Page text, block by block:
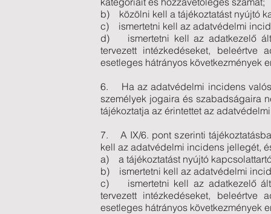
b) közölni kell a tájékoztatást nyújtó
c) ismertetni kell az adatvédelmi
d) ismertetni kell az adatkezelő
tervezett intézkedéseket, beleértve
esetleges hátrányos következmények
6. Ha az adatvédelmi incidens
személyek jogaira és szabadságaira
tájékoztatja az érintettet az
7. A IX/6. pont szerinti
kell az adatvédelmi incidens jellegét,
a) a tájékoztatást nyújtó
b) ismertetni kell az adatvédelmi
c) ismertetni kell az adatkezelő
tervezett intézkedéseket, beleértve
esetleges hátrányos következmények